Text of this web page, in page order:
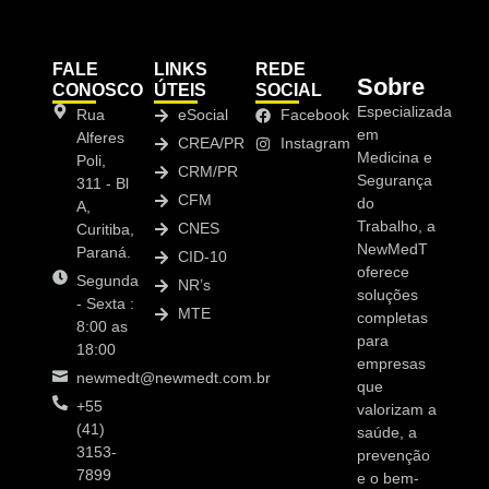
FALE
CONOSCO
Rua
Alferes
Poli,
311 - Bl
A,
Curitiba,
Paraná.
Segunda
- Sexta :
8:00 as
18:00
newmedt@newmedt.com.br
+55
(41)
3153-
7899
LINKS
ÚTEIS
eSocial
CREA/PR
CRM/PR
CFM
CNES
CID-10
NR’s
MTE
REDE
SOCIAL
Facebook
Instagram
Sobre
Especializada
em
Medicina e
Segurança
do
Trabalho, a
NewMedT
oferece
soluções
completas
para
empresas
que
valorizam a
saúde, a
prevenção
e o bem-